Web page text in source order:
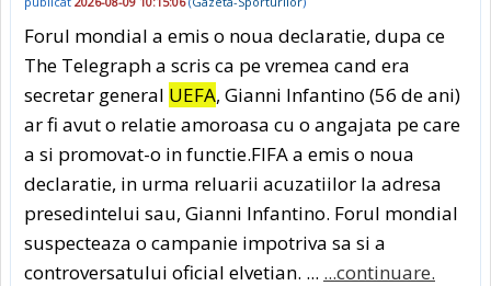
Forul mondial a emis o noua declaratie, dupa ce
The Telegraph a scris ca pe vremea cand era
secretar general UEFA, Gianni Infantino (56 de ani)
ar fi avut o relatie amoroasa cu o angajata pe care
a si promovat-o in functie.FIFA a emis o noua
declaratie, in urma reluarii acuzatiilor la adresa
presedintelui sau, Gianni Infantino. Forul mondial
suspecteaza o campanie impotriva sa si a
controversatului oficial elvetian. ... ...continuare.